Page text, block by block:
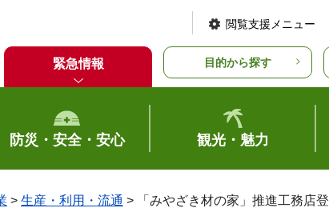
閲覧支援メニュー
緊急情報 目的から探す
防災・安全・安心 観光・魅力
> 生産・利用・流通 > 「みやざき材の家」推進工務店